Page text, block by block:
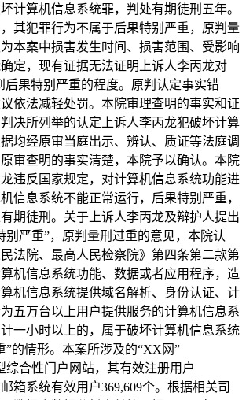
计算机信息系统罪，判处有期徒刑五年。
，其犯罪行为不属于后果特别严重，原判量
本案中损害发生时间、损害范围、受影响
定，现有证据无法证明上诉人李丙龙对
后果特别严重的程度。原判认定事实错
依法减轻处罚。本院审理查明的事实和证
决所列举的认定上诉人李丙龙犯破坏计算
均经原审当庭出示、辨认、质证等法庭调
审查明的事实清楚，本院予以确认。本院
违反国家规定，对计算机信息系统功能进
信息系统不能正常运行，后果特别严重，
期徒刑。关于上诉人李丙龙及辩护人提出
别严重”，原判量刑过重的意见，本院认
法院、最高人民检察院》第四条第二款第
机信息系统功能、数据或者应用程序，造
机信息系统提供域名解析、身份认证、计
五万台以上用户提供服务的计算机信息系
一小时以上的，属于破坏计算机信息系统
”的情形。本案所涉及的“XX网”
综合性门户网站，其有效注册用户
箱系统有效用户369,609个。根据相关司